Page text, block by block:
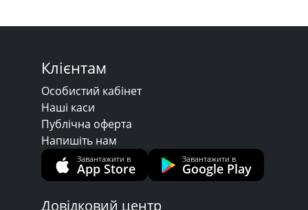
Клієнтам
Особистий кабінет
Наші каси
Публічна оферта
Напишіть нам
Завантажити в
App Store
Завантажити в
Google Play
Довідковий центр